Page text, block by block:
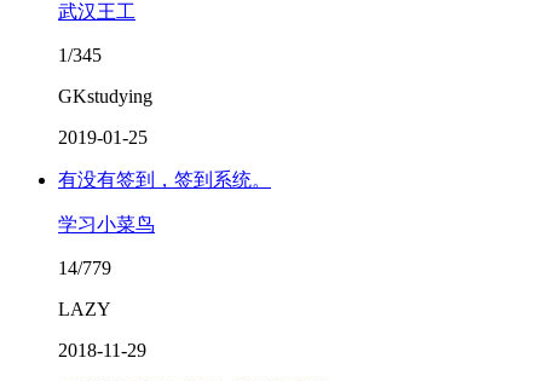
武汉王工
1/345
GKstudying
2019-01-25
有没有签到，签到系统。
学习小菜鸟
14/779
LAZY
2018-11-29